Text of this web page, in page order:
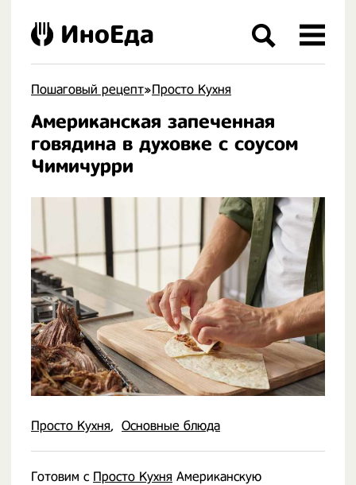
Пошаговый рецепт»Просто Кухня
Американская запеченная
говядина в духовке с соусом
Чимичурри
Просто Кухня Основные блюда
Готовим с Просто Кухня Американскую
ИноЕда